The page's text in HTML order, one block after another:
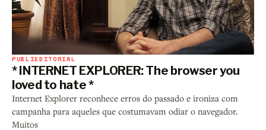
PUBLIEDITORIAL
* INTERNET EXPLORER: The browser you
loved to hate *
Internet Explorer reconhece erros do passado e ironiza com
campanha para aqueles que costumavam odiar o navegador.
Muitos